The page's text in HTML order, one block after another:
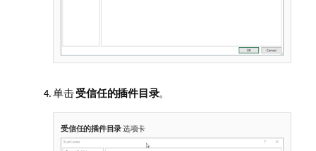
单击受信任的插件目录。
受信任的插件目录选项卡